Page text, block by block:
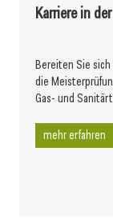
Karriere in
Bereiten Sie
die
Gas- und
mehr erfahren